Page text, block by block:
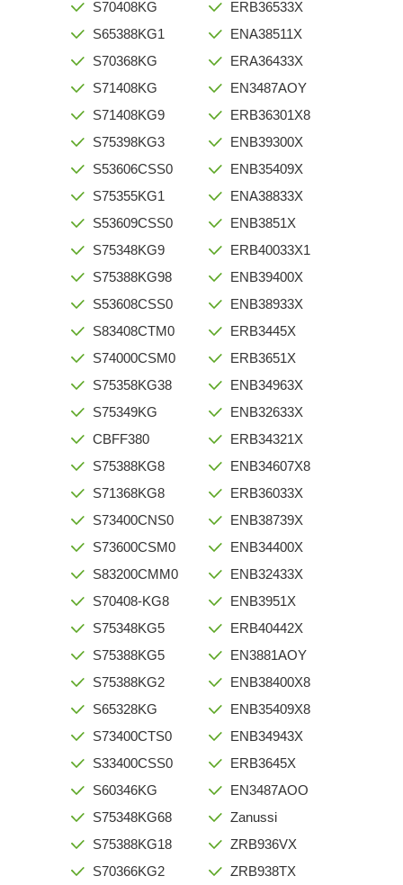
S70408KG
S65388KG1
S70368KG
S71408KG
S71408KG9
S75398KG3
S53606CSS0
S75355KG1
S53609CSS0
S75348KG9
S75388KG98
S53608CSS0
S83408CTM0
S74000CSM0
S75358KG38
S75349KG
CBFF380
S75388KG8
S71368KG8
S73400CNS0
S73600CSM0
S83200CMM0
S70408-KG8
S75348KG5
S75388KG5
S75388KG2
S65328KG
S73400CTS0
S33400CSS0
S60346KG
S75348KG68
S75388KG18
S70366KG2
ERB36533X
ENA38511X
ERA36433X
EN3487AOY
ERB36301X8
ENB39300X
ENB35409X
ENA38833X
ENB3851X
ERB40033X1
ENB39400X
ENB38933X
ERB3445X
ERB3651X
ENB34963X
ENB32633X
ERB34321X
ENB34607X8
ERB36033X
ENB38739X
ENB34400X
ENB32433X
ENB3951X
ERB40442X
EN3881AOY
ENB38400X8
ENB35409X8
ENB34943X
ERB3645X
EN3487AOO
Zanussi
ZRB936VX
ZRB938TX